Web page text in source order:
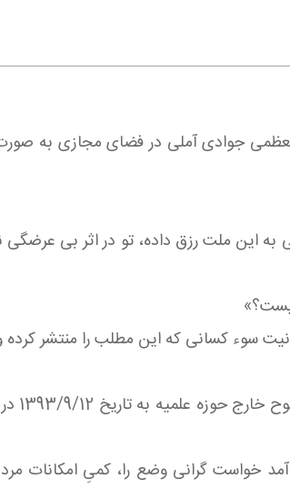
العظمی جوادی آملی در فضای مجازی
به این ملت رزق داده، تو در اثر بی
سوء کسانی که این مطلب را منتشر کرده
آمد خواست گرانی وضع را، کمیِ